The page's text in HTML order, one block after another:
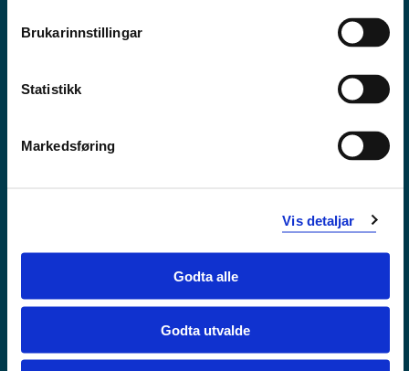
Brukarinnstillingar
Statistikk
Markedsføring
Vis detaljar
Godta alle
Godta utvalde